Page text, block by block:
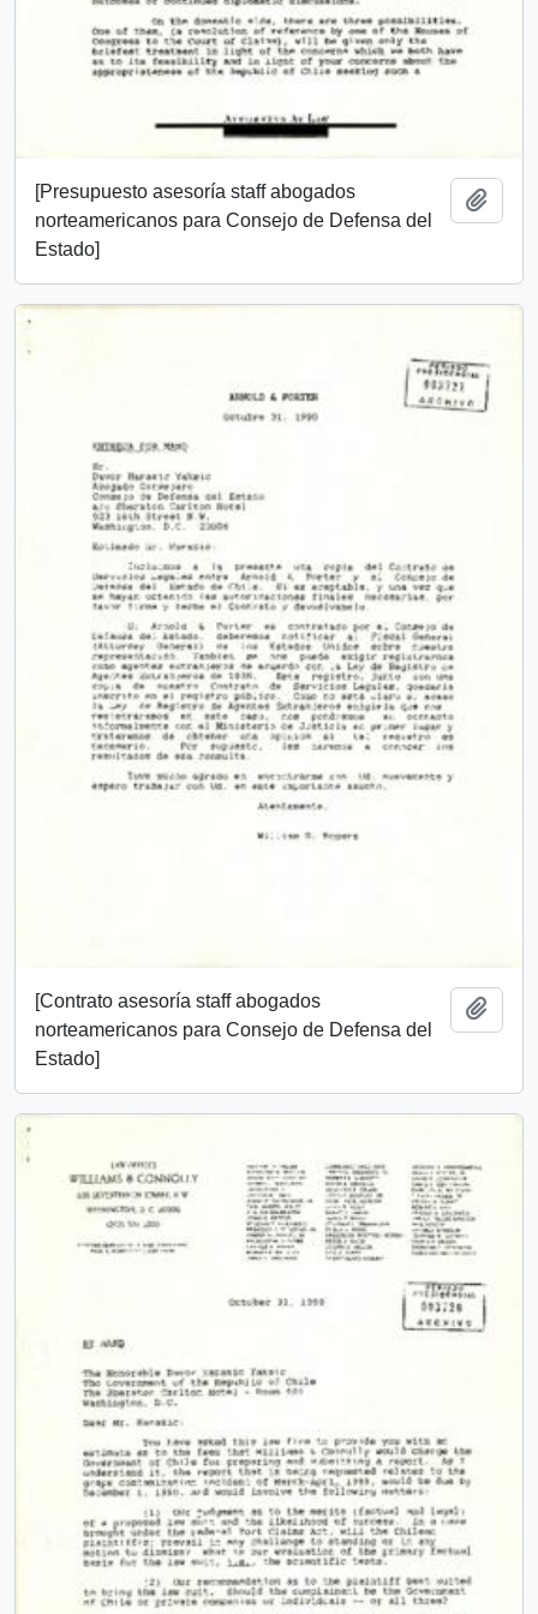
[Presupuesto asesoría staff abogados
norteamericanos para Consejo de Defensa del
Estado]
[Contrato asesoría staff abogados
norteamericanos para Consejo de Defensa del
Estado]